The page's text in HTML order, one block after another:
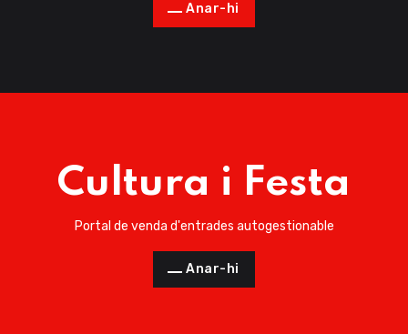
Anar-hi
Cultura i Festa
Portal de venda d'entrades autogestionable
Anar-hi